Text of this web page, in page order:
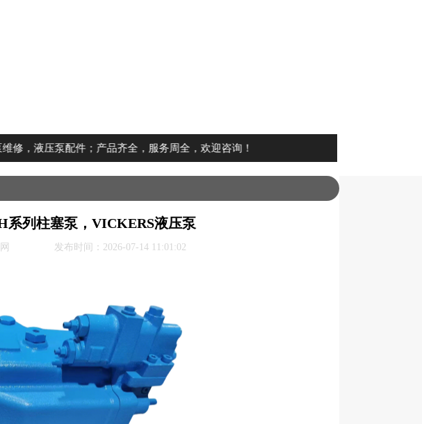
泵配件；产品齐全，服务周全，欢迎咨询！
系列柱塞泵，VICKERS液压泵
发布时间：2026-07-14 11:01:02